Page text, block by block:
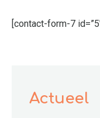
[contact-form-7
Actueel